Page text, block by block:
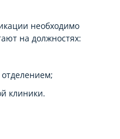
необходимо
на должностях:
клиники.